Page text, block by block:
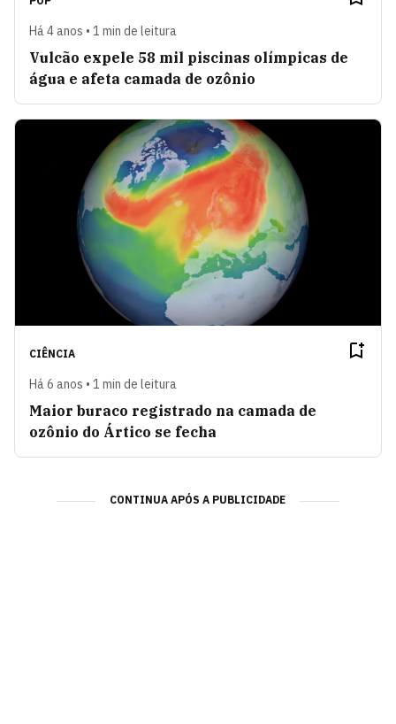
Há 4 anos • 1 min de leitura
Vulcão expele 58 mil piscinas olímpicas de
água e afeta camada de ozônio
CIÊNCIA
Há 6 anos • 1 min de leitura
Maior buraco registrado na camada de
ozônio do Ártico se fecha
CONTINUA APÓS A PUBLICIDADE